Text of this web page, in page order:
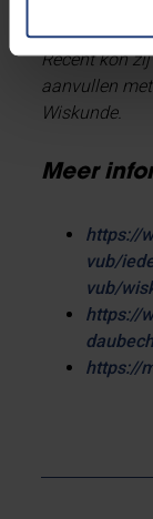
verdiende
de titel van
Recent kon
aanvullen
Wiskunde.
Meer
https://
vub/
vub/
https://
https://